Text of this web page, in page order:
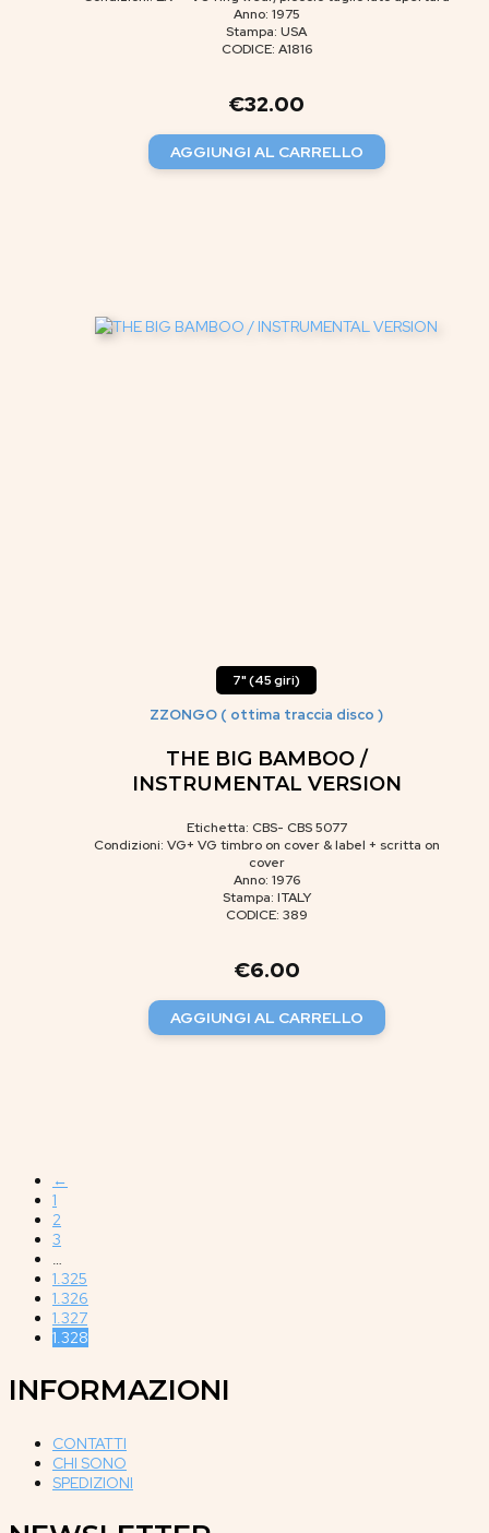
Anno: 1975
Stampa: USA
CODICE: A1816
€32.00
AGGIUNGI AL CARRELLO
7" (45 giri)
ZZONGO ( ottima traccia disco )
THE BIG BAMBOO /
INSTRUMENTAL VERSION
Etichetta: CBS- CBS 5077
Condizioni: VG+ VG timbro on cover & label + scritta on
cover
Anno: 1976
Stampa: ITALY
CODICE: 389
€6.00
AGGIUNGI AL CARRELLO
←
1
2
3
…
1.325
1.326
1.327
1.328
INFORMAZIONI
CONTATTI
CHI SONO
SPEDIZIONI